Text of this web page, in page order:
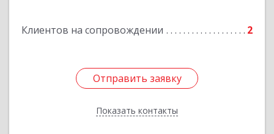
Клиентов на сопровождении 2
Отправить заявку
Показать контакты
Отправить заявку
Назад